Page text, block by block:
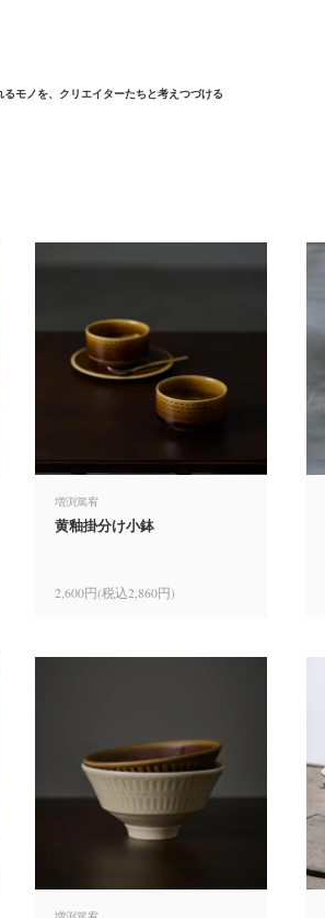
モノを、クリエイターたちと考えつづける
増渕篤宥
黄釉掛分け小鉢
2,600円(税込2,860円)